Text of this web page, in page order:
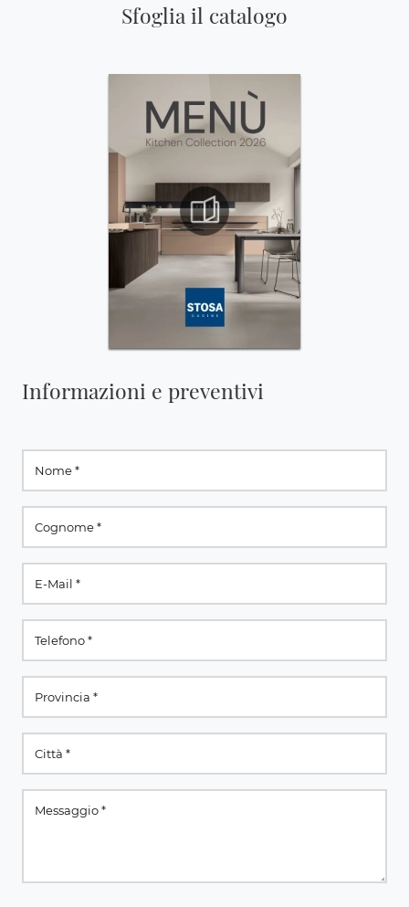
Sfoglia il catalogo
Informazioni e preventivi